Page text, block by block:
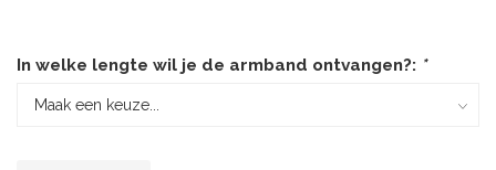
In welke lengte wil je de armband ontvangen?: *